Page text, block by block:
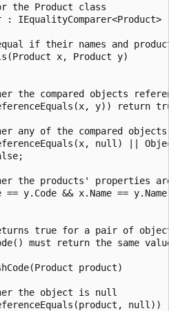
the Product class
: IEqualityComparer<Product>
if their names and
x, Product y)
the compared objects
y)) return
any of the compared
null) ||
the products' properties
== y.Code && x.Name ==
true for a pair of
must return the same
product)
the object is null
null))